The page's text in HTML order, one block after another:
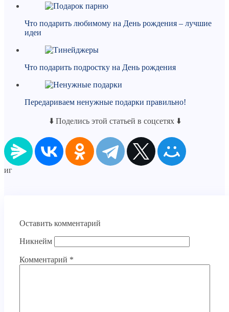
Что подарить любимому на День рождения – лучшие
идеи
Что подарить подростку на День рождения
Передариваем ненужные подарки правильно!
⬇️ Поделись этой статьей в соцсетях ⬇️
иг
Оставить комментарий
Никнейм
Комментарий *